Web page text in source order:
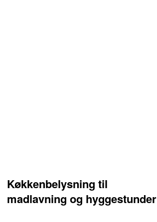
Køkkenbelysning til
madlavning og hyggestunder